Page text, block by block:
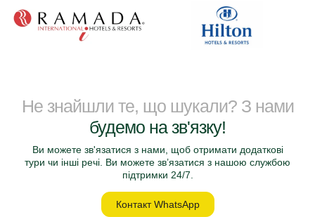
Не знайшли те, що шукали? З нами
будемо на зв'язку!
Ви можете зв'язатися з нами, щоб отримати додаткові
тури чи інші речі. Ви можете зв’язатися з нашою службою
підтримки 24/7.
Контакт WhatsApp